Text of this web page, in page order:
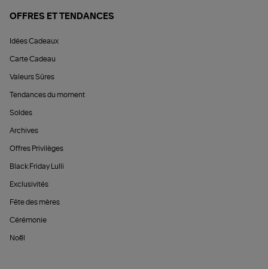
OFFRES ET TENDANCES
Idées Cadeaux
Carte Cadeau
Valeurs Sûres
Tendances du moment
Soldes
Archives
Offres Privilèges
Black Friday Lulli
Exclusivités
Fête des mères
Cérémonie
Noël